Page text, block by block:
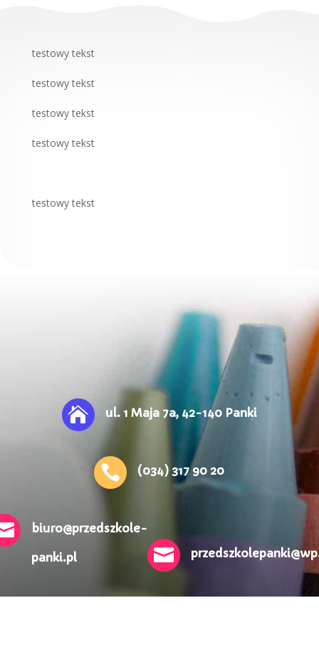
testowy tekst
testowy tekst
testowy tekst
testowy tekst
testowy tekst
 ul. 1 Maja 7a, 42-140 Panki
 (034) 317 90 20
biuro@przedszkole-
panki.pl 